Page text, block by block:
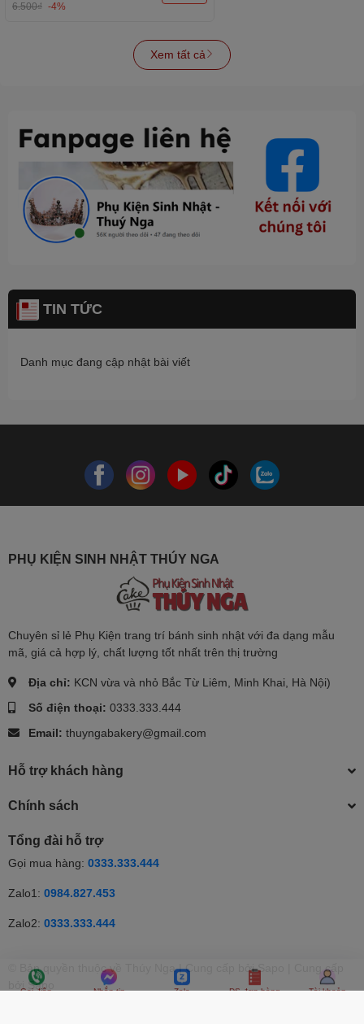
6.500₫ -4%
Xem tất cả
TIN TỨC
Danh mục đang cập nhật bài viết
PHỤ KIỆN SINH NHẬT THÚY NGA
Chuyên sỉ lẻ Phụ Kiện trang trí bánh sinh nhật với đa dạng mẫu
mã, giá cả hợp lý, chất lượng tốt nhất trên thị trường
Địa chỉ: KCN vừa và nhỏ Bắc Từ Liêm, Minh Khai, Hà Nội)
Số điện thoại: 0333.333.444
Email: thuyngabakery@gmail.com
Hỗ trợ khách hàng
Chính sách
Tổng đài hỗ trợ
Gọi mua hàng: 0333.333.444
Zalo1: 0984.827.453
Zalo2: 0333.333.444
© Bản quyền thuộc về Thúy Nga | Cung cấp bởi Sapo | Cung cấp
bởi Sapo
Gọi điện Nhắn tin Zalo DS đơn hàng Tài khoản